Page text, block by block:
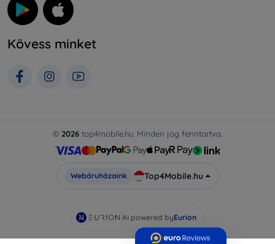
Kövess minket
© 2026 top4mobile.hu. Minden jog fenntartva.
Webáruházaink Top4Mobile.hu
AI powered byEurion